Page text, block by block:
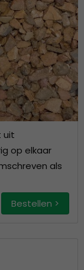
uit
op elkaar
als
Bestellen >